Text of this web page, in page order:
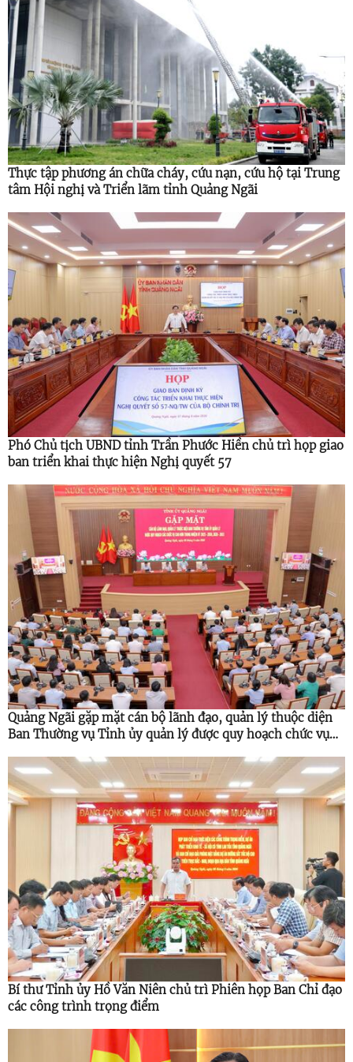
Thực tập phương án chữa cháy, cứu nạn, cứu hộ tại Trung
tâm Hội nghị và Triển lãm tỉnh Quảng Ngãi
Phó Chủ tịch UBND tỉnh Trần Phước Hiền chủ trì họp giao
ban triển khai thực hiện Nghị quyết 57
Quảng Ngãi gặp mặt cán bộ lãnh đạo, quản lý thuộc diện
Ban Thường vụ Tỉnh ủy quản lý được quy hoạch chức vụ
Bí thư Tỉnh ủy Hồ Văn Niên chủ trì Phiên họp Ban Chỉ đạo
các công trình trọng điểm